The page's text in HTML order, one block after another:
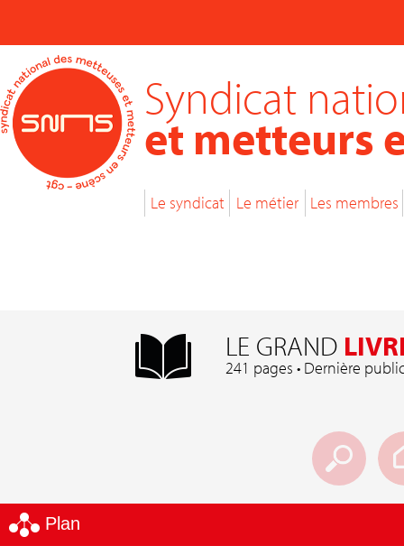
Syndicat
et metteurs
Le syndicat Le métier Les membres
LE GRAND
241 pages • Dernière
Plan